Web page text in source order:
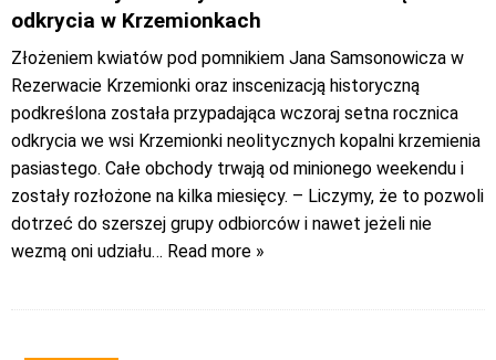
odkrycia w Krzemionkach
Złożeniem kwiatów pod pomnikiem Jana Samsonowicza w
Rezerwacie Krzemionki oraz inscenizacją historyczną
podkreślona została przypadająca wczoraj setna rocznica
odkrycia we wsi Krzemionki neolitycznych kopalni krzemienia
pasiastego. Całe obchody trwają od minionego weekendu i
zostały rozłożone na kilka miesięcy. – Liczymy, że to pozwoli
dotrzeć do szerszej grupy odbiorców i nawet jeżeli nie
wezmą oni udziału… Read more »